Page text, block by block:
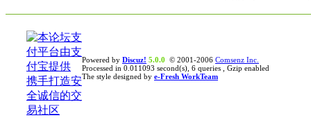
Powered by Discuz! 5.0.0 © 2001-2006 Comsenz Inc.
Processed in 0.011093 second(s), 6 queries , Gzip enabled
The style designed by e-Fresh WorkTeam